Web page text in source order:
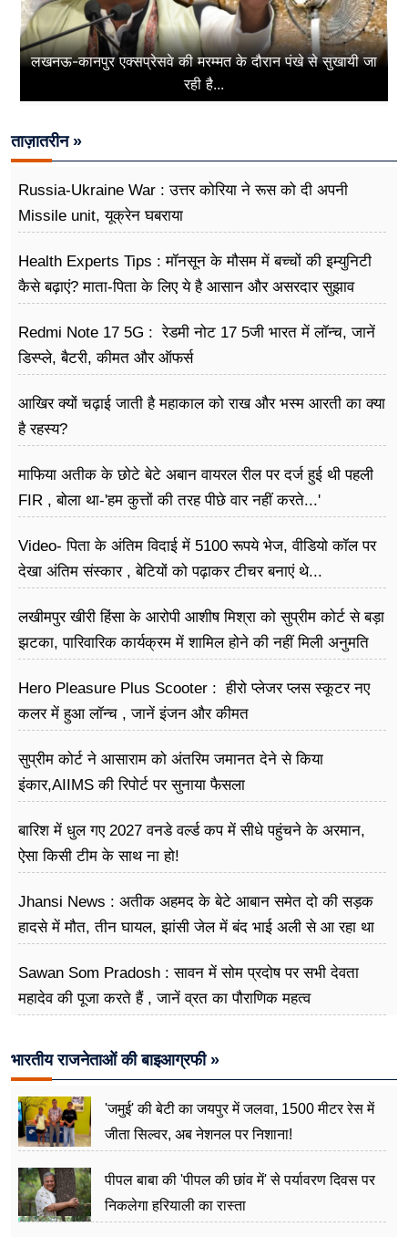
लखनऊ-कानपुर एक्सप्रेसवे की मरम्मत के दौरान पंखे से सुखायी जा
रही है...
ताज़ातरीन »
Russia-Ukraine War : उत्तर कोरिया ने रूस को दी अपनी
Missile unit, यूक्रेन घबराया
Health Experts Tips : मॉनसून के मौसम में बच्चों की इम्युनिटी
कैसे बढ़ाएं? माता-पिता के लिए ये है आसान और असरदार सुझाव
Redmi Note 17 5G : रेडमी नोट 17 5जी भारत में लॉन्च, जानें
डिस्प्ले, बैटरी, कीमत और ऑफर्स
आखिर क्यों चढ़ाई जाती है महाकाल को राख और भस्म आरती का क्या
है रहस्य?
माफिया अतीक के छोटे बेटे अबान वायरल रील पर दर्ज हुई थी पहली
FIR , बोला था-'हम कुत्तों की तरह पीछे वार नहीं करते...'
Video- पिता के अंतिम विदाई में 5100 रूपये भेज, वीडियो कॉल पर
देखा अंतिम संस्कार , बेटियों को पढ़ाकर टीचर बनाएं थे...
लखीमपुर खीरी हिंसा के आरोपी आशीष मिश्रा को सुप्रीम कोर्ट से बड़ा
झटका, पारिवारिक कार्यक्रम में शामिल होने की नहीं मिली अनुमति
Hero Pleasure Plus Scooter : हीरो प्लेजर प्लस स्कूटर नए
कलर में हुआ लॉन्च , जानें इंजन और कीमत
सुप्रीम कोर्ट ने आसाराम को अंतरिम जमानत देने से किया
इंकार,AIIMS की रिपोर्ट पर सुनाया फैसला
बारिश में धुल गए 2027 वनडे वर्ल्ड कप में सीधे पहुंचने के अरमान,
ऐसा किसी टीम के साथ ना हो!
Jhansi News : अतीक अहमद के बेटे आबान समेत दो की सड़क
हादसे में मौत, तीन घायल, झांसी जेल में बंद भाई अली से आ रहा था
Sawan Som Pradosh : सावन में सोम प्रदोष पर सभी देवता
महादेव की पूजा करते हैं , जानें व्रत का पौराणिक महत्व
भारतीय राजनेताओं की बाइआग्रफी »
'जमुई' की बेटी का जयपुर में जलवा, 1500 मीटर रेस में
जीता सिल्वर, अब नेशनल पर निशाना!
पीपल बाबा की 'पीपल की छांव में' से पर्यावरण दिवस पर
निकलेगा हरियाली का रास्ता